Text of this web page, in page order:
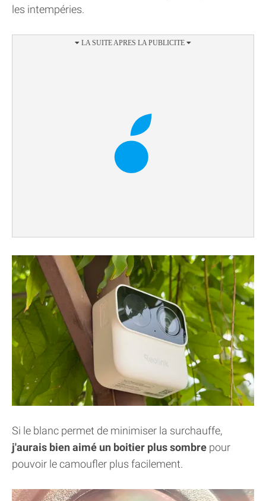
les intempéries.
Si le blanc permet de minimiser la surchauffe,
j'aurais bien aimé un boitier plus sombre pour
pouvoir le camoufler plus facilement.